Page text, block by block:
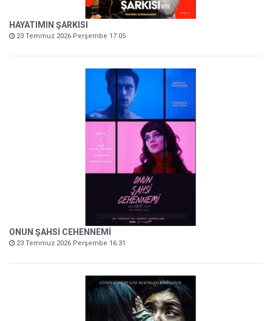
HAYATIMIN ŞARKISI
23 Temmuz 2026 Perşembe 17:05
ONUN ŞAHSİ CEHENNEMİ
23 Temmuz 2026 Perşembe 16:31